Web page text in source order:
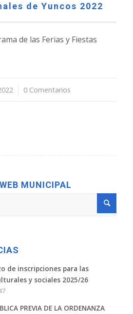
de Yuncos 2022
de las Ferias y Fiestas
0 Comentarios
MUNICIPAL
de inscripciones para las
y sociales 2025/26
PREVIA DE LA ORDENANZA